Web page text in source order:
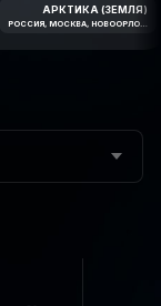
АРКТИКА (ЗЕМЛЯ)